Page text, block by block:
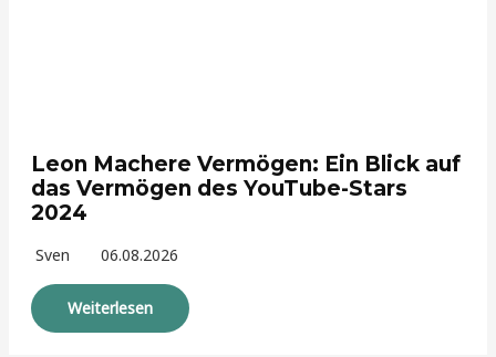
Leon Machere Vermögen: Ein Blick auf
das Vermögen des YouTube-Stars
2024
Sven 06.08.2026
Weiterlesen